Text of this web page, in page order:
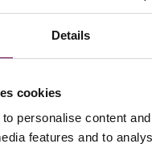
Details
cookies
personalise content
features and to
Domenico: emozioni senza
sono progettati e
è selezionato con cura
processo meticoloso.
meglio la tua creazione,